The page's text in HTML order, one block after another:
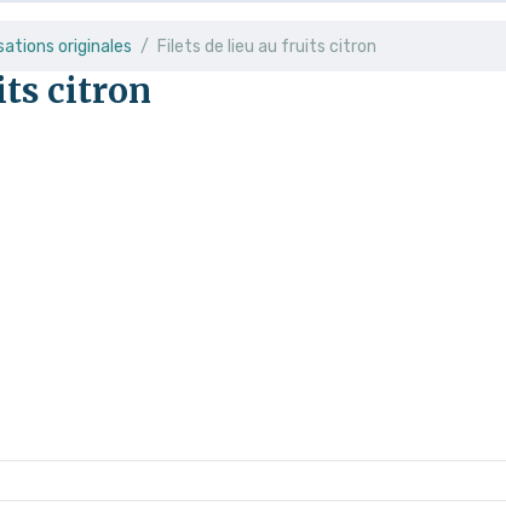
originales Filets de lieu au fruits citron
citron